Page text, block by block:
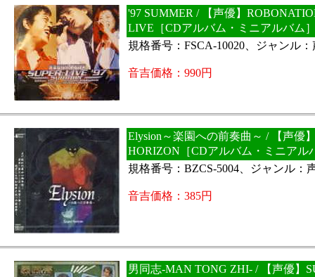
'97 SUMMER / 【声優】
LIVE［CDアルバム・ミニアルバム
規格番号：FSCA-10020、ジャンル
音吉価格：990円
Elysion～楽園への前奏曲～ / 【声優
HORIZON［CDアルバム・ミニアル
規格番号：BZCS-5004、ジャンル：
音吉価格：385円
男同志-MAN TONG ZHI- / 【声優】